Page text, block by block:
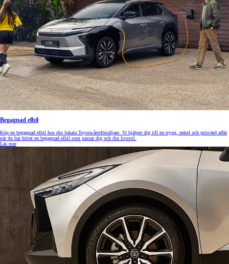
Begagnad elbil
Köp en begagnad elbil hos din lokala Toyota-återförsäljare. Vi hjälper dig till en trygg, enkel och prisvärd affär
när du har hittat en begagnad elbil som passar dig och din livsstil.
Läs mer